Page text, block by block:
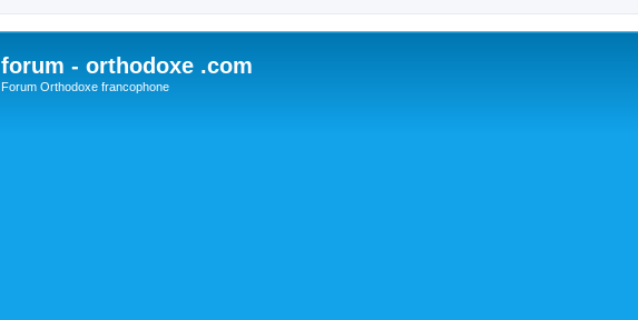
forum - orthodoxe .com
Forum Orthodoxe francophone